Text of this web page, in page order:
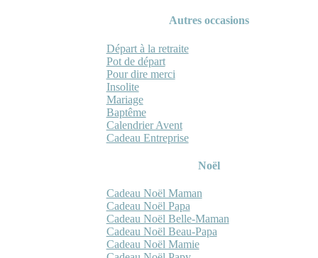
Autres occasions
Départ à la retraite
Pot de départ
Pour dire merci
Insolite
Mariage
Baptême
Calendrier Avent
Cadeau Entreprise
Noël
Cadeau Noël Maman
Cadeau Noël Papa
Cadeau Noël Belle-Maman
Cadeau Noël Beau-Papa
Cadeau Noël Mamie